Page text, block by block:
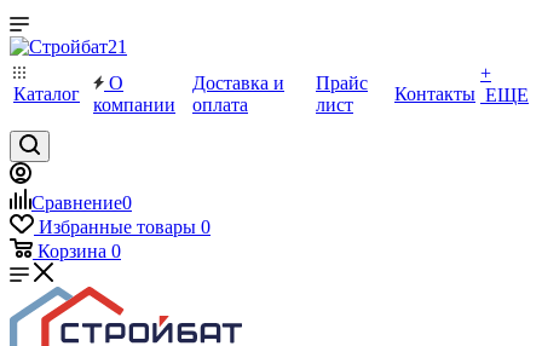
Каталог
О
компании
Доставка и
оплата
Прайс
лист
Контакты
+
ЕЩЕ
Сравнение0
Избранные товары 0
Корзина 0